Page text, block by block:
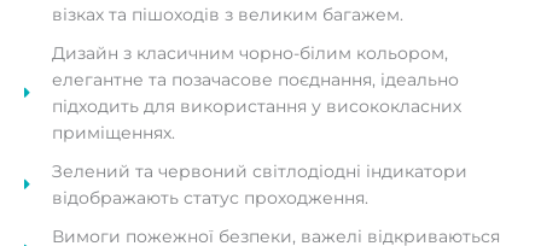
візках та пішоходів з великим багажем.
Дизайн з класичним чорно-білим кольором,
елегантне та позачасове поєднання, ідеально
підходить для використання у висококласних
приміщеннях.
Зелений та червоний світлодіодні індикатори
відображають статус проходження.
Вимоги пожежної безпеки, важелі відкриваються